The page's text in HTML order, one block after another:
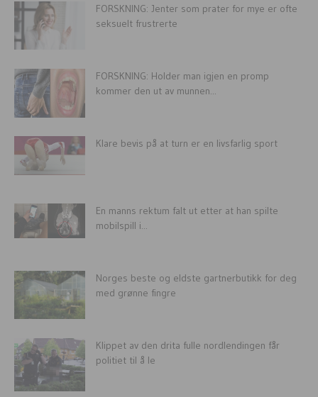
FORSKNING: Jenter som prater for mye er ofte
seksuelt frustrerte
FORSKNING: Holder man igjen en promp
kommer den ut av munnen...
Klare bevis på at turn er en livsfarlig sport
En manns rektum falt ut etter at han spilte
mobilspill i...
Norges beste og eldste gartnerbutikk for deg
med grønne fingre
Klippet av den drita fulle nordlendingen får
politiet til å le